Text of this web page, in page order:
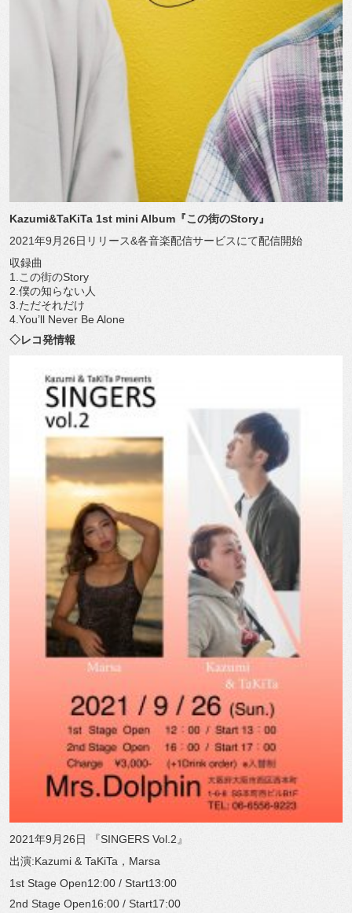
Kazumi&TaKiTa 1st mini Album『この街のStory』
2021年9月26日リリース&各音楽配信サービスにて配信開始
収録曲
1.この街のStory
2.僕の知らない人
3.ただそれだけ
4.You’ll Never Be Alone
◇レコ発情報
2021年9月26日 『SINGERS Vol.2』
出演:Kazumi & TaKiTa，Marsa
1st Stage Open12:00 / Start13:00
2nd Stage Open16:00 / Start17:00